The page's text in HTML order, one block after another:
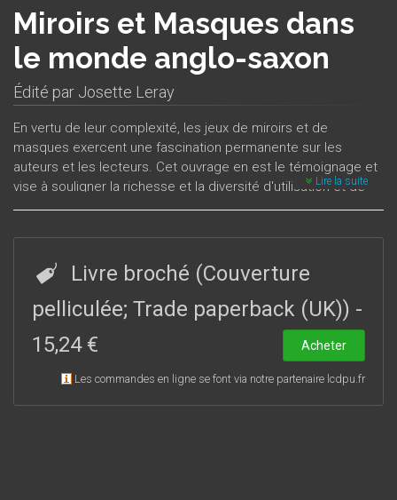
Miroirs et Masques dans
le monde anglo-saxon
Édité par Josette Leray
En vertu de leur complexité, les jeux de miroirs et de
masques exercent une fascination permanente sur les
auteurs et les lecteurs. Cet ouvrage en est le témoignage et
vise à souligner la richesse et la diversité d'utilisation et de
mise en scène des miroirs et des masques, non seulement
choisies permet de considérer le thème du miroir et du
masque d’un point de vue à la fois diachronique – de la fin du
XVIIIe siècle à l’époque contemporaine – et synchronique –
miroirs et masques dans la poésie et le roman du XIXe siècle,
ou bien dans le roman, le discours politique et l’expression
Lire la suite
Livre broché (Couverture
pelliculée; Trade paperback (UK)) -
15,24 €
Acheter
Les commandes en ligne se font via notre partenaire lcdpu.fr